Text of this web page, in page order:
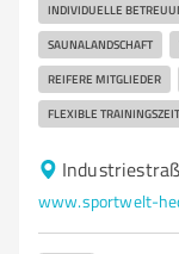
INDIVIDUELLE
SAUNALANDSCHAFT
REIFERE MITGLIEDER
FLEXIBLE
www.sportwelt-